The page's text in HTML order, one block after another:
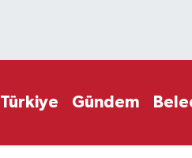
Türkiye Gündem